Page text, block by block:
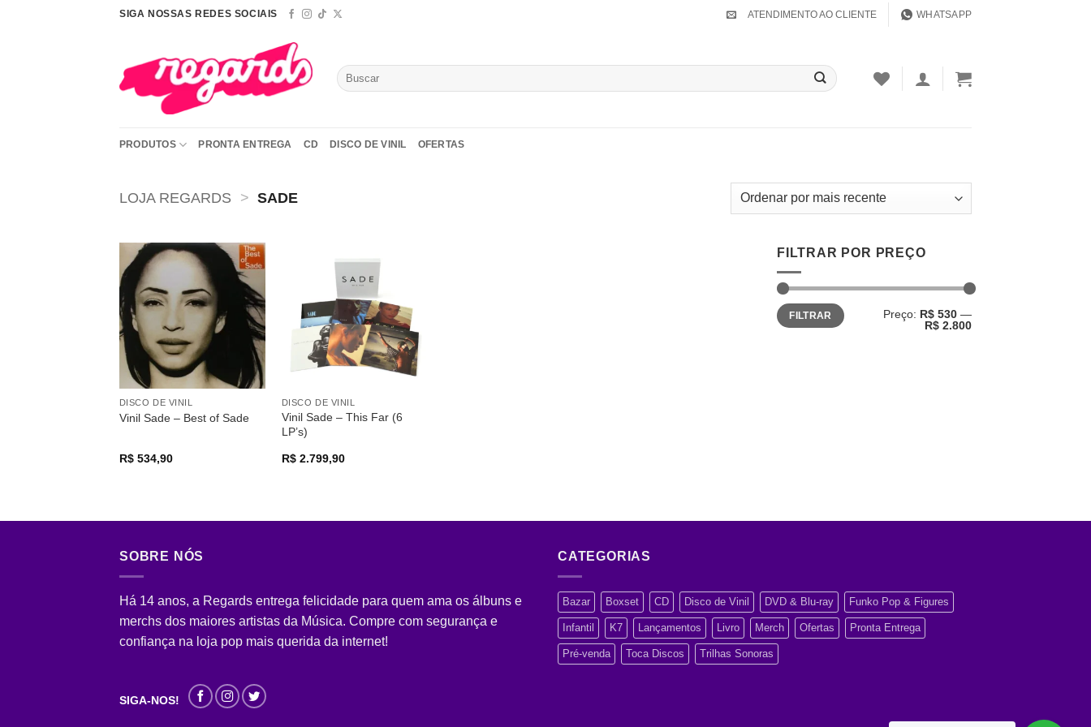
SIGA NOSSAS REDES SOCIAIS ATENDIMENTO AO CLIENTE WHATSAPP
Pesquisar
por:
PRODUTOS PRONTA ENTREGA CD DISCO DE VINIL OFERTAS
LOJA REGARDS > SADE
Adicionar
a lista de
desejos
DISCO DE VINIL
Vinil Sade – Best of Sade
R$534,90
a lista de
desejos
DISCO DE VINIL
Vinil Sade – This Far (6
LP’s)
R$2.799,90
FILTRAR POR PREÇO
Preço
mínimo
Preço
máximo
FILTRAR Preço: R$ 530 —
R$ 2.800
SOBRE NÓS
Há 14 anos, a Regards entrega felicidade para quem ama os álbuns e
merchs dos maiores artistas da Música. Compre com segurança e
confiança na loja pop mais querida da internet!
SIGA-NOS!
CATEGORIAS
Bazar Boxset CD Disco de Vinil DVD & Blu-ray Funko Pop & Figures
Infantil K7 Lançamentos Livro Merch Ofertas Pronta Entrega
Pré-venda Toca Discos Trilhas Sonoras